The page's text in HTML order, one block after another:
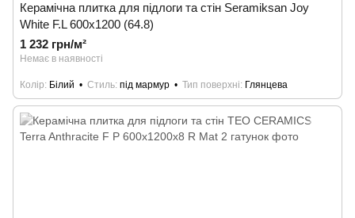
Керамічна плитка для підлоги та стін Seramiksan Joy
White F.L 600x1200 (64.8)
1 232 грн/м²
Немає в наявності
Колір Білий Стиль під мармур Тип поверхні Глянцева